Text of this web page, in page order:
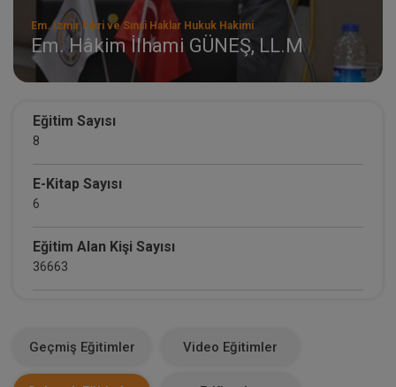
Em. İzmir Fikri ve Sınai Haklar Hukuk Hakimi
Em. Hâkim İlhami GÜNEŞ, LL.M
Eğitim Sayısı
8
E-Kitap Sayısı
6
Eğitim Alan Kişi Sayısı
36663
Makale Sayısı
Geçmiş Eğitimler Video Eğitimler